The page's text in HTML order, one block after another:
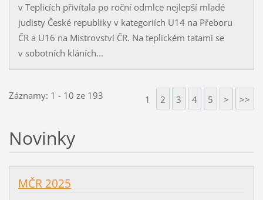
v Teplicích přivítala po roční odmlce nejlepší mladé
judisty České republiky v kategoriích U14 na Přeboru
ČR a U16 na Mistrovství ČR. Na teplickém tatami se
v sobotních kláních...
Záznamy: 1 - 10 ze 193 1 2 3 4 5 > >>
Novinky
MČR 2025